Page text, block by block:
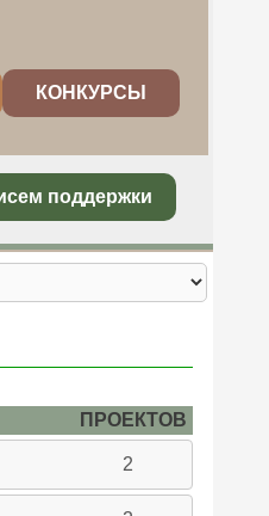
КОНКУРСЫ
поддержки
ПРОЕКТОВ
2